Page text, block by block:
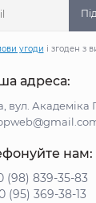
угоди і згоден з
адреса:
вул. Академіка
нам:
(98) 839-35-83
(95) 369-38-13